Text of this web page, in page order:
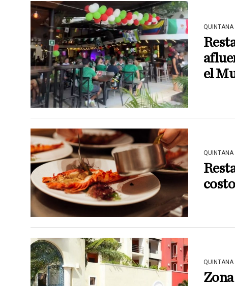
QUINTANA
el
QUINTANA
QUINTANA